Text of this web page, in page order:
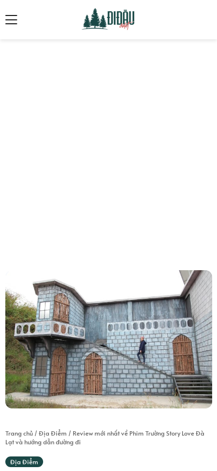
Trang chủ/ Địa Điểm / Review mới nhất về Phim Trường Story Love Đà
Lạt và hướng dẫn đường đi
Địa Điểm